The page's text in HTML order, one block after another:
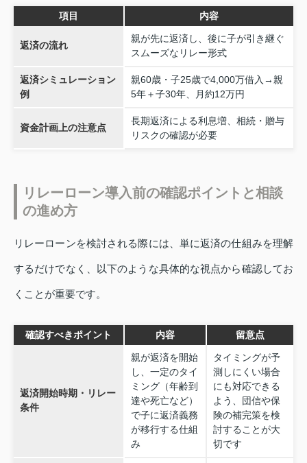
項目 内容
返済の流れ
親が先に返済し、後に子が引き継ぐ
スムーズなリレー形式
返済シミュレーション
例
親60歳・子25歳で4,000万借入→親
5年＋子30年、月約12万円
資金計画上の注意点
長期返済による利息増、相続・贈与
リスクの確認が必要
リレーローン導入前の確認ポイントと相談
の進め方
リレーローンを検討される際には、単に返済の仕組みを理解
するだけでなく、以下のような具体的な視点から確認してお
くことが重要です。
確認すべきポイント 内容 留意点
返済開始時期・リレー
条件
親が返済を開始
し、一定のタイ
ミング（年齢到
達や死亡など）
で子に返済義務
が移行する仕組
み
タイミングが予
測しにくい場合
にも対応できる
よう、団信や保
険の補完策を検
討することが大
切です